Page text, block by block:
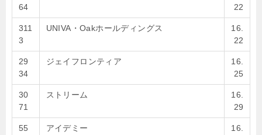
64
22
311
3
UNIVA・Oakホールディングス
16.
22
29
34
ジェイフロンティア
16.
25
30
71
ストリーム
16.
29
55
アイデミー
16.